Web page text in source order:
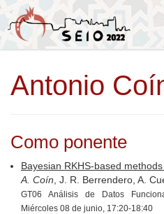
Antonio
Como ponente
Bayesian RKHS-based
A. Coín , J. R. Berrendero, A.
GT06 Análisis de Datos
Miércoles 08 de junio, 17:20-18:40